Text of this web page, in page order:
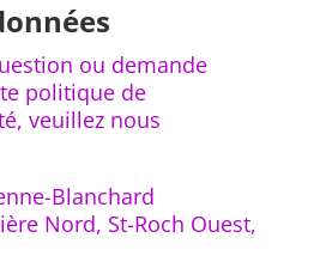
ou demande
politique de
veuillez nous
Blanchard
Nord, St-Roch Ouest,